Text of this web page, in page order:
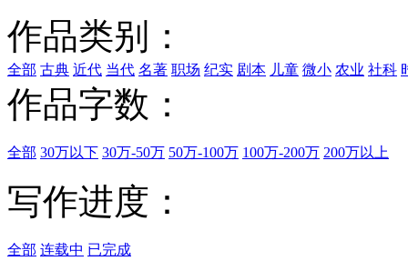
作品类别：
全部 古典 近代 当代 名著 职场 纪实 剧本 儿童 微小 农业 社科
作品字数：
全部 30万以下 30万-50万 50万-100万 100万-200万 200万以上
写作进度：
全部 连载中 已完成